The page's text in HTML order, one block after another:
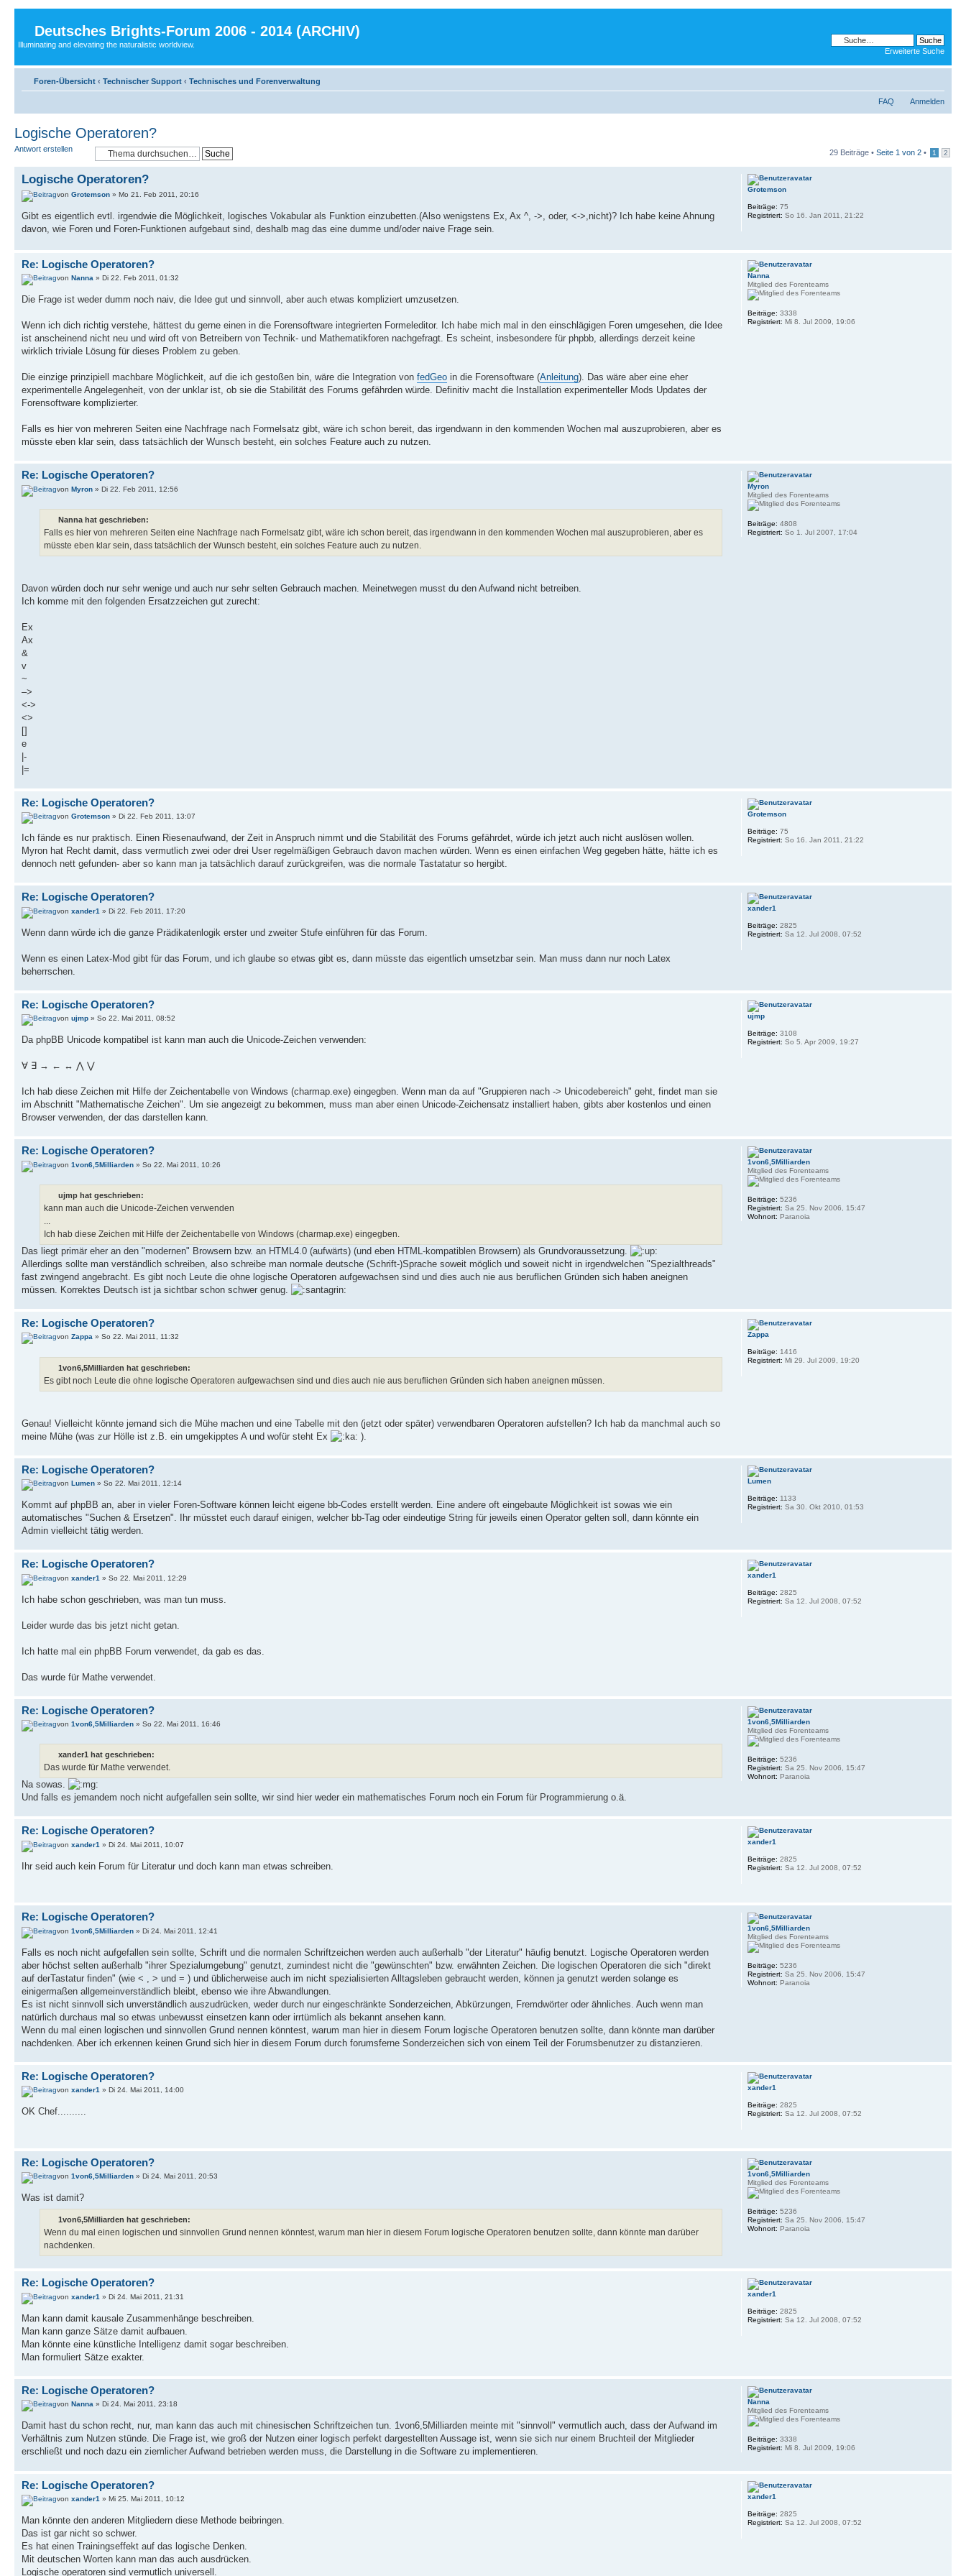
Deutsches Brights-Forum 2006 - 2014 (ARCHIV)
Illuminating and elevating the naturalistic worldview.
Erweiterte Suche
Foren-Übersicht ‹ Technischer Support ‹ Technisches und Forenverwaltung
FAQ Anmelden
Logische Operatoren?
Antwort erstellen 29 Beiträge • Seite 1 von 2 • 1 2
Logische Operatoren?
von Grotemson » Mo 21. Feb 2011, 20:16
Gibt es eigentlich evtl. irgendwie die Möglichkeit, logisches Vokabular als Funktion einzubetten.(Also wenigstens Ex, Ax ^, ->, oder, <->,nicht)? Ich habe keine Ahnung
davon, wie Foren und Foren-Funktionen aufgebaut sind, deshalb mag das eine dumme und/oder naive Frage sein.
Grotemson
Beiträge: 75
Registriert: So 16. Jan 2011, 21:22
Re: Logische Operatoren?
von Nanna » Di 22. Feb 2011, 01:32
Die Frage ist weder dumm noch naiv, die Idee gut und sinnvoll, aber auch etwas kompliziert umzusetzen.
Wenn ich dich richtig verstehe, hättest du gerne einen in die Forensoftware integrierten Formeleditor. Ich habe mich mal in den einschlägigen Foren umgesehen, die Idee
ist anscheinend nicht neu und wird oft von Betreibern von Technik- und Mathematikforen nachgefragt. Es scheint, insbesondere für phpbb, allerdings derzeit keine
wirklich triviale Lösung für dieses Problem zu geben.
Die einzige prinzipiell machbare Möglichkeit, auf die ich gestoßen bin, wäre die Integration von fedGeo in die Forensoftware (Anleitung). Das wäre aber eine eher
experimentelle Angelegenheit, von der unklar ist, ob sie die Stabilität des Forums gefährden würde. Definitiv macht die Installation experimenteller Mods Updates der
Forensoftware komplizierter.
Falls es hier von mehreren Seiten eine Nachfrage nach Formelsatz gibt, wäre ich schon bereit, das irgendwann in den kommenden Wochen mal auszuprobieren, aber es
müsste eben klar sein, dass tatsächlich der Wunsch besteht, ein solches Feature auch zu nutzen.
Nanna
Mitglied des Forenteams
Beiträge: 3338
Registriert: Mi 8. Jul 2009, 19:06
Re: Logische Operatoren?
von Myron » Di 22. Feb 2011, 12:56
Nanna hat geschrieben:
Falls es hier von mehreren Seiten eine Nachfrage nach Formelsatz gibt, wäre ich schon bereit, das irgendwann in den kommenden Wochen mal auszuprobieren, aber es
müsste eben klar sein, dass tatsächlich der Wunsch besteht, ein solches Feature auch zu nutzen.
Davon würden doch nur sehr wenige und auch nur sehr selten Gebrauch machen. Meinetwegen musst du den Aufwand nicht betreiben.
Ich komme mit den folgenden Ersatzzeichen gut zurecht:
Ex
Ax
&
v
~
–>
<->
<>
[]
e
|-
|=
Myron
Mitglied des Forenteams
Beiträge: 4808
Registriert: So 1. Jul 2007, 17:04
Re: Logische Operatoren?
von Grotemson » Di 22. Feb 2011, 13:07
Ich fände es nur praktisch. Einen Riesenaufwand, der Zeit in Anspruch nimmt und die Stabilität des Forums gefährdet, würde ich jetzt auch nicht auslösen wollen.
Myron hat Recht damit, dass vermutlich zwei oder drei User regelmäßigen Gebrauch davon machen würden. Wenn es einen einfachen Weg gegeben hätte, hätte ich es
dennoch nett gefunden- aber so kann man ja tatsächlich darauf zurückgreifen, was die normale Tastatatur so hergibt.
Grotemson
Beiträge: 75
Registriert: So 16. Jan 2011, 21:22
Re: Logische Operatoren?
von xander1 » Di 22. Feb 2011, 17:20
Wenn dann würde ich die ganze Prädikatenlogik erster und zweiter Stufe einführen für das Forum.
Wenn es einen Latex-Mod gibt für das Forum, und ich glaube so etwas gibt es, dann müsste das eigentlich umsetzbar sein. Man muss dann nur noch Latex
beherrschen.
xander1
Beiträge: 2825
Registriert: Sa 12. Jul 2008, 07:52
Re: Logische Operatoren?
von ujmp » So 22. Mai 2011, 08:52
Da phpBB Unicode kompatibel ist kann man auch die Unicode-Zeichen verwenden:
∀ ∃ → ← ↔ ⋀ ⋁
Ich hab diese Zeichen mit Hilfe der Zeichentabelle von Windows (charmap.exe) eingegben. Wenn man da auf "Gruppieren nach -> Unicodebereich" geht, findet man sie
im Abschnitt "Mathematische Zeichen". Um sie angezeigt zu bekommen, muss man aber einen Unicode-Zeichensatz installiert haben, gibts aber kostenlos und einen
Browser verwenden, der das darstellen kann.
ujmp
Beiträge: 3108
Registriert: So 5. Apr 2009, 19:27
Re: Logische Operatoren?
von 1von6,5Milliarden » So 22. Mai 2011, 10:26
ujmp hat geschrieben:
kann man auch die Unicode-Zeichen verwenden
...
Ich hab diese Zeichen mit Hilfe der Zeichentabelle von Windows (charmap.exe) eingegben.
Das liegt primär eher an den "modernen" Browsern bzw. an HTML4.0 (aufwärts) (und eben HTML-kompatiblen Browsern) als Grundvoraussetzung.
Allerdings sollte man verständlich schreiben, also schreibe man normale deutsche (Schrift-)Sprache soweit möglich und soweit nicht in irgendwelchen "Spezialthreads"
fast zwingend angebracht. Es gibt noch Leute die ohne logische Operatoren aufgewachsen sind und dies auch nie aus beruflichen Gründen sich haben aneignen
müssen. Korrektes Deutsch ist ja sichtbar schon schwer genug.
1von6,5Milliarden
Mitglied des Forenteams
Beiträge: 5236
Registriert: Sa 25. Nov 2006, 15:47
Wohnort: Paranoia
Re: Logische Operatoren?
von Zappa » So 22. Mai 2011, 11:32
1von6,5Milliarden hat geschrieben:
Es gibt noch Leute die ohne logische Operatoren aufgewachsen sind und dies auch nie aus beruflichen Gründen sich haben aneignen müssen.
Genau! Vielleicht könnte jemand sich die Mühe machen und eine Tabelle mit den (jetzt oder später) verwendbaren Operatoren aufstellen? Ich hab da manchmal auch so
meine Mühe (was zur Hölle ist z.B. ein umgekipptes A und wofür steht Ex
).
Zappa
Beiträge: 1416
Registriert: Mi 29. Jul 2009, 19:20
Re: Logische Operatoren?
von Lumen » So 22. Mai 2011, 12:14
Kommt auf phpBB an, aber in vieler Foren-Software können leicht eigene bb-Codes erstellt werden. Eine andere oft eingebaute Möglichkeit ist sowas wie ein
automatisches "Suchen & Ersetzen". Ihr müsstet euch darauf einigen, welcher bb-Tag oder eindeutige String für jeweils einen Operator gelten soll, dann könnte ein
Admin vielleicht tätig werden.
Lumen
Beiträge: 1133
Registriert: Sa 30. Okt 2010, 01:53
Re: Logische Operatoren?
von xander1 » So 22. Mai 2011, 12:29
Ich habe schon geschrieben, was man tun muss.
Leider wurde das bis jetzt nicht getan.
Ich hatte mal ein phpBB Forum verwendet, da gab es das.
Das wurde für Mathe verwendet.
xander1
Beiträge: 2825
Registriert: Sa 12. Jul 2008, 07:52
Re: Logische Operatoren?
von 1von6,5Milliarden » So 22. Mai 2011, 16:46
xander1 hat geschrieben:
Das wurde für Mathe verwendet.
Na sowas.
Und falls es jemandem noch nicht aufgefallen sein sollte, wir sind hier weder ein mathematisches Forum noch ein Forum für Programmierung o.ä.
1von6,5Milliarden
Mitglied des Forenteams
Beiträge: 5236
Registriert: Sa 25. Nov 2006, 15:47
Wohnort: Paranoia
Re: Logische Operatoren?
von xander1 » Di 24. Mai 2011, 10:07
Ihr seid auch kein Forum für Literatur und doch kann man etwas schreiben.
xander1
Beiträge: 2825
Registriert: Sa 12. Jul 2008, 07:52
Re: Logische Operatoren?
von 1von6,5Milliarden » Di 24. Mai 2011, 12:41
Falls es noch nicht aufgefallen sein sollte, Schrift und die normalen Schriftzeichen werden auch außerhalb "der Literatur" häufig benutzt. Logische Operatoren werden
aber höchst selten außerhalb "ihrer Spezialumgebung" genutzt, zumindest nicht die "gewünschten" bzw. erwähnten Zeichen. Die logischen Operatoren die sich "direkt
auf derTastatur finden" (wie < , > und = ) und üblicherweise auch im nicht spezialisierten Alltagsleben gebraucht werden, können ja genutzt werden solange es
einigermaßen allgemeinverständlich bleibt, ebenso wie ihre Abwandlungen.
Es ist nicht sinnvoll sich unverständlich auszudrücken, weder durch nur eingeschränkte Sonderzeichen, Abkürzungen, Fremdwörter oder ähnliches. Auch wenn man
natürlich durchaus mal so etwas unbewusst einsetzen kann oder irrtümlich als bekannt ansehen kann.
Wenn du mal einen logischen und sinnvollen Grund nennen könntest, warum man hier in diesem Forum logische Operatoren benutzen sollte, dann könnte man darüber
nachdenken. Aber ich erkennen keinen Grund sich hier in diesem Forum durch forumsferne Sonderzeichen sich von einem Teil der Forumsbenutzer zu distanzieren.
1von6,5Milliarden
Mitglied des Forenteams
Beiträge: 5236
Registriert: Sa 25. Nov 2006, 15:47
Wohnort: Paranoia
Re: Logische Operatoren?
von xander1 » Di 24. Mai 2011, 14:00
OK Chef..........
xander1
Beiträge: 2825
Registriert: Sa 12. Jul 2008, 07:52
Re: Logische Operatoren?
von 1von6,5Milliarden » Di 24. Mai 2011, 20:53
Was ist damit?
1von6,5Milliarden hat geschrieben:
Wenn du mal einen logischen und sinnvollen Grund nennen könntest, warum man hier in diesem Forum logische Operatoren benutzen sollte, dann könnte man darüber
nachdenken.
1von6,5Milliarden
Mitglied des Forenteams
Beiträge: 5236
Registriert: Sa 25. Nov 2006, 15:47
Wohnort: Paranoia
Re: Logische Operatoren?
von xander1 » Di 24. Mai 2011, 21:31
Man kann damit kausale Zusammenhänge beschreiben.
Man kann ganze Sätze damit aufbauen.
Man könnte eine künstliche Intelligenz damit sogar beschreiben.
Man formuliert Sätze exakter.
xander1
Beiträge: 2825
Registriert: Sa 12. Jul 2008, 07:52
Re: Logische Operatoren?
von Nanna » Di 24. Mai 2011, 23:18
Damit hast du schon recht, nur, man kann das auch mit chinesischen Schriftzeichen tun. 1von6,5Milliarden meinte mit "sinnvoll" vermutlich auch, dass der Aufwand im
Verhältnis zum Nutzen stünde. Die Frage ist, wie groß der Nutzen einer logisch perfekt dargestellten Aussage ist, wenn sie sich nur einem Bruchteil der Mitglieder
erschließt und noch dazu ein ziemlicher Aufwand betrieben werden muss, die Darstellung in die Software zu implementieren.
Nanna
Mitglied des Forenteams
Beiträge: 3338
Registriert: Mi 8. Jul 2009, 19:06
Re: Logische Operatoren?
von xander1 » Mi 25. Mai 2011, 10:12
Man könnte den anderen Mitgliedern diese Methode beibringen.
Das ist gar nicht so schwer.
Es hat einen Trainingseffekt auf das logische Denken.
Mit deutschen Worten kann man das auch ausdrücken.
Logische operatoren sind vermutlich universell.
xander1
Beiträge: 2825
Registriert: Sa 12. Jul 2008, 07:52